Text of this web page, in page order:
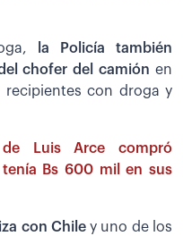
la Policía también
chofer del camión en
con droga y
de Luis Arce compró
Bs 600 mil en sus
con Chiley uno de los